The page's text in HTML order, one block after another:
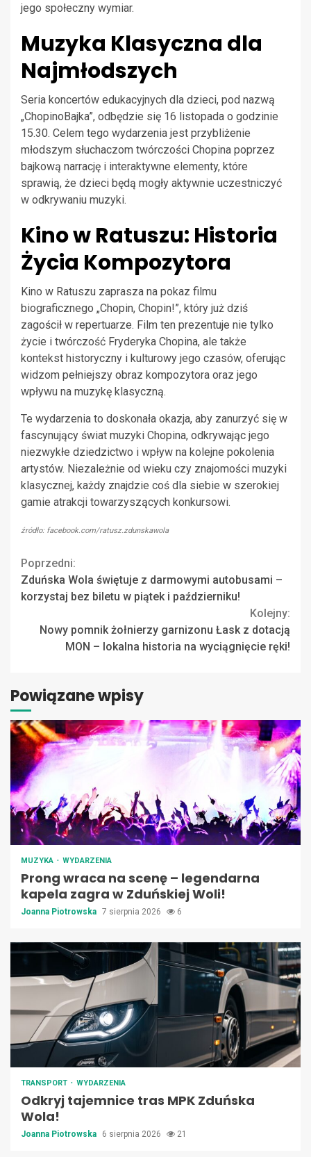
jego społeczny wymiar.
Muzyka Klasyczna dla
Najmłodszych
Seria koncertów edukacyjnych dla dzieci, pod nazwą
„ChopinoBajka”, odbędzie się 16 listopada o godzinie
15.30. Celem tego wydarzenia jest przybliżenie
młodszym słuchaczom twórczości Chopina poprzez
bajkową narrację i interaktywne elementy, które
sprawią, że dzieci będą mogły aktywnie uczestniczyć
w odkrywaniu muzyki.
Kino w Ratuszu: Historia
Życia Kompozytora
Kino w Ratuszu zaprasza na pokaz filmu
biograficznego „Chopin, Chopin!”, który już dziś
zagościł w repertuarze. Film ten prezentuje nie tylko
życie i twórczość Fryderyka Chopina, ale także
kontekst historyczny i kulturowy jego czasów, oferując
widzom pełniejszy obraz kompozytora oraz jego
wpływu na muzykę klasyczną.
Te wydarzenia to doskonała okazja, aby zanurzyć się w
fascynujący świat muzyki Chopina, odkrywając jego
niezwykłe dziedzictwo i wpływ na kolejne pokolenia
artystów. Niezależnie od wieku czy znajomości muzyki
klasycznej, każdy znajdzie coś dla siebie w szerokiej
gamie atrakcji towarzyszących konkursowi.
źródło: facebook.com/ratusz.zdunskawola
Continue
Reading
Poprzedni:
Zduńska Wola świętuje z darmowymi autobusami –
korzystaj bez biletu w piątek i październiku!
Kolejny:
Nowy pomnik żołnierzy garnizonu Łask z dotacją
MON – lokalna historia na wyciągnięcie ręki!
Powiązane wpisy
MUZYKA WYDARZENIA
Prong wraca na scenę – legendarna
kapela zagra w Zduńskiej Woli!
Joanna Piotrowska 7 sierpnia 2026 6
TRANSPORT WYDARZENIA
Odkryj tajemnice tras MPK Zduńska
Wola!
Joanna Piotrowska 6 sierpnia 2026 21